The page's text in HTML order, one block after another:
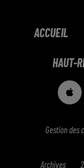
ACCUEIL
HAUT-
Gestion des
Archives